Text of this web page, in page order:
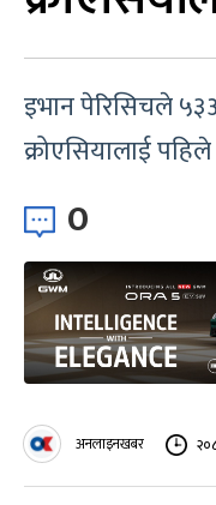
इभान पेरिसिचले
क्रोएसियालाई
0
अनलाइनखबर